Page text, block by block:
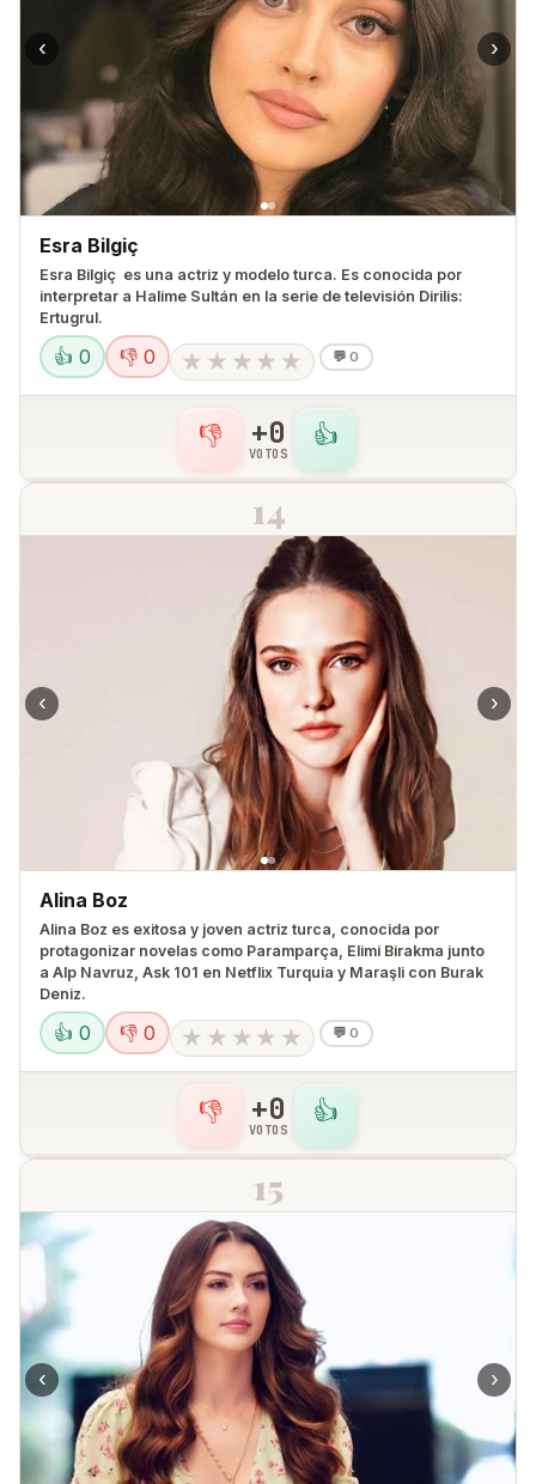
‹ ›
Esra Bilgiç
Esra Bilgiç ​ es una actriz y modelo turca. Es conocida por
interpretar a Halime Sultán en la serie de televisión Dirilis:
Ertugrul.​​​​​​
👍 0 👎 0 ★ ★ ★ ★ ★ 💬 0
👍
+0
VOTOS
👎
14
‹ ›
Alina Boz
Alina Boz es exitosa y joven actriz turca, conocida por
protagonizar novelas como Paramparça, Elimi Birakma junto
a Alp Navruz, Ask 101 en Netflix Turquia y Maraşli con Burak
Deniz.
👍 0 👎 0 ★ ★ ★ ★ ★ 💬 0
👍
+0
VOTOS
👎
15
‹ ›